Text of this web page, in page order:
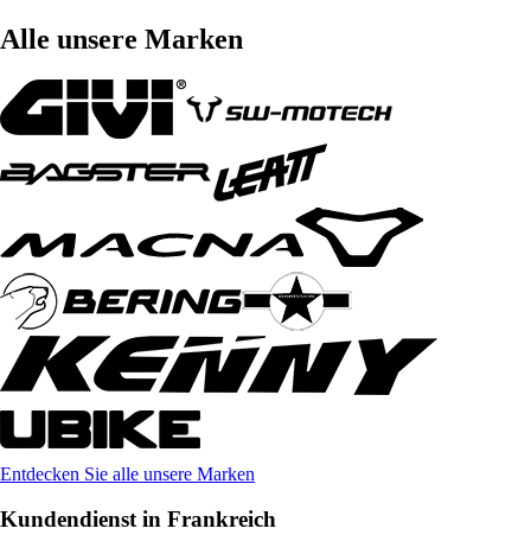
Alle unsere Marken
Entdecken Sie alle unsere Marken
Kundendienst in Frankreich